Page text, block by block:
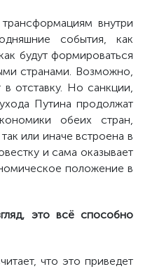
внутри
события, как
будут формироваться
странами. Возможно,
в отставку. Но санкции,
Путина продолжат
обеих стран,
или иначе встроена в
и сама оказывает
положение в
это всё способно
что это приведет